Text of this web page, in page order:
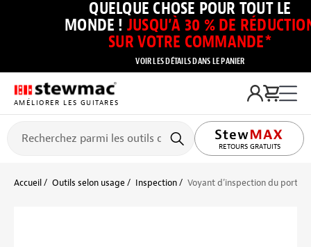
QUELQUE CHOSE POUR TOUT LE
MONDE ! JUSQU’À 30 % DE
SUR VOTRE COMMANDE*
VOIR LES DÉTAILS DANS LE PANIER
AMÉLIORER LES GUITARES
RETOURS GRATUITS
Accueil Outils selon usage Inspection Voyant d’inspection du porte-